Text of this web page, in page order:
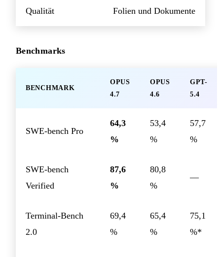
Qualität
Folien und Dokumente
Benchmarks
BENCHMARK
OPUS
4.7
OPUS
4.6
GPT-
5.4
SWE-bench Pro
64,3
%
53,4
%
57,7
%
SWE-bench
Verified
87,6
%
80,8
%
—
Terminal-Bench
2.0
69,4
%
65,4
%
75,1
%*